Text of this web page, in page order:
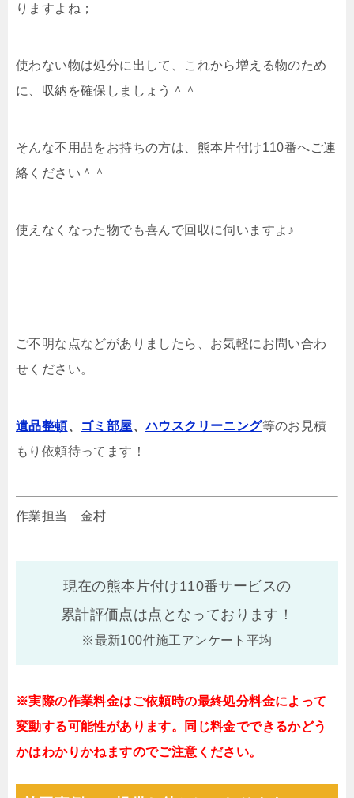
りますよね；
使わない物は処分に出して、これから増える物のため
に、収納を確保しましょう＾＾
そんな不用品をお持ちの方は、熊本片付け110番へご連
絡ください＾＾
使えなくなった物でも喜んで回収に伺いますよ♪
ご不明な点などがありましたら、お気軽にお問い合わ
せください。
遺品整頓、 ゴミ部屋、ハウスクリーニング等のお見積
もり依頼待ってます！
作業担当 金村
現在の熊本片付け110番サービスの
累計評価点は点となっております！
※最新100件施工アンケート平均
※実際の作業料金はご依頼時の最終処分料金によって
変動する可能性があります。同じ料金でできるかどう
かはわかりかねますのでご注意ください。